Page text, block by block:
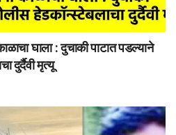
घाला : दुचाकी पाटात पडल्याने
दुर्दैवी मृत्यू